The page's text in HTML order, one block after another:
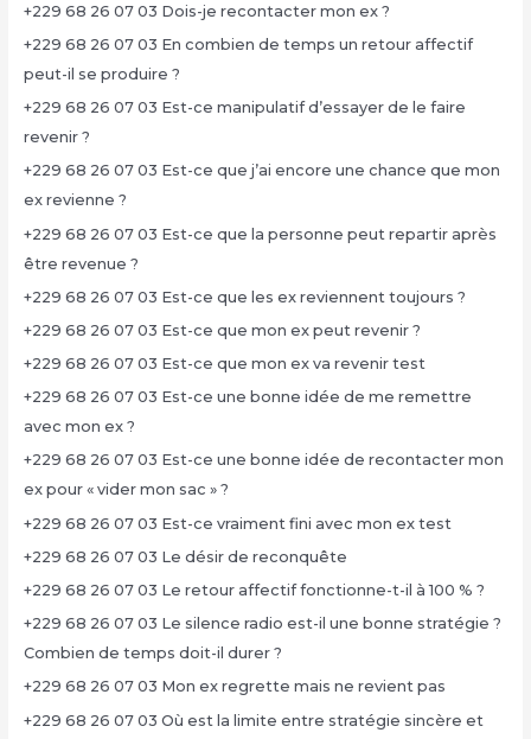
+229 68 26 07 03 Dois-je recontacter mon ex ?
+229 68 26 07 03 En combien de temps un retour affectif
peut-il se produire ?
+229 68 26 07 03 Est-ce manipulatif d’essayer de le faire
revenir ?
+229 68 26 07 03 Est-ce que j’ai encore une chance que mon
ex revienne ?
+229 68 26 07 03 Est-ce que la personne peut repartir après
être revenue ?
+229 68 26 07 03 Est-ce que les ex reviennent toujours ?
+229 68 26 07 03 Est-ce que mon ex peut revenir ?
+229 68 26 07 03 Est-ce que mon ex va revenir test
+229 68 26 07 03 Est-ce une bonne idée de me remettre
avec mon ex ?
+229 68 26 07 03 Est-ce une bonne idée de recontacter mon
ex pour « vider mon sac » ?
+229 68 26 07 03 Est-ce vraiment fini avec mon ex test
+229 68 26 07 03 Le désir de reconquête
+229 68 26 07 03 Le retour affectif fonctionne-t-il à 100 % ?
+229 68 26 07 03 Le silence radio est-il une bonne stratégie ?
Combien de temps doit-il durer ?
+229 68 26 07 03 Mon ex regrette mais ne revient pas
+229 68 26 07 03 Où est la limite entre stratégie sincère et